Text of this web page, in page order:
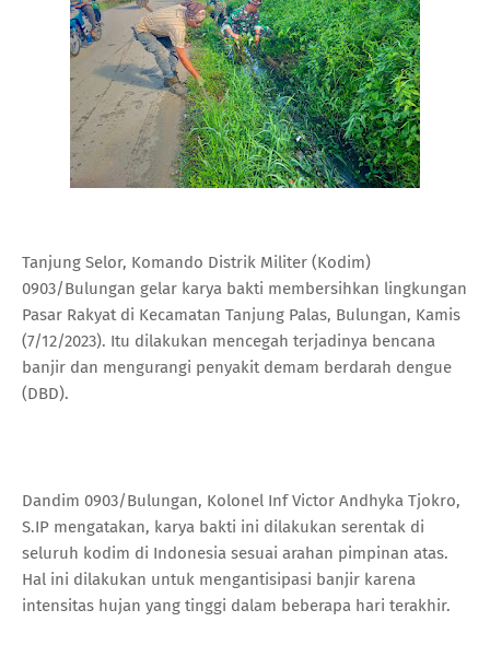
Tanjung Selor, Komando Distrik Militer (Kodim)
0903/Bulungan gelar karya bakti membersihkan lingkungan
Pasar Rakyat di Kecamatan Tanjung Palas, Bulungan, Kamis
(7/12/2023). Itu dilakukan mencegah terjadinya bencana
banjir dan mengurangi penyakit demam berdarah dengue
(DBD).
Dandim 0903/Bulungan, Kolonel Inf Victor Andhyka Tjokro,
S.IP mengatakan, karya bakti ini dilakukan serentak di
seluruh kodim di Indonesia sesuai arahan pimpinan atas.
Hal ini dilakukan untuk mengantisipasi banjir karena
intensitas hujan yang tinggi dalam beberapa hari terakhir.